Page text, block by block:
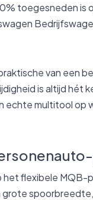
toegesneden
van een
is altijd hét
echte multitool op
flexibele MQB-